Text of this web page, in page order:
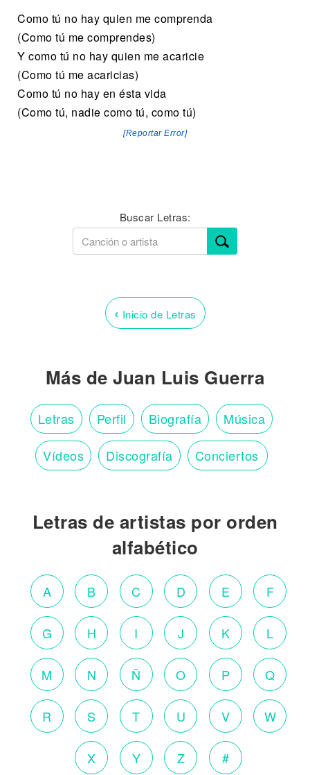
Como tú no hay quien me comprenda
(Como tú me comprendes)
Y como tú no hay quien me acaricie
(Como tú me acaricias)
Como tú no hay en ésta vida
(Como tú, nadie como tú, como tú)
[Reportar Error]
Buscar Letras:
‹ Inicio de Letras
Más de Juan Luis Guerra
Letras Perfil Biografía Música
Vídeos Discografía Conciertos
Letras de artistas por orden
alfabético
A B C D E F
G H I J K L
M N Ñ O P Q
R S T U V W
X Y Z #